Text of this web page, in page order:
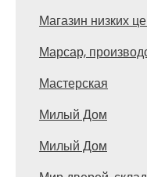
Магазин низких
Марсар,
Мастерская
Милый Дом
Милый Дом